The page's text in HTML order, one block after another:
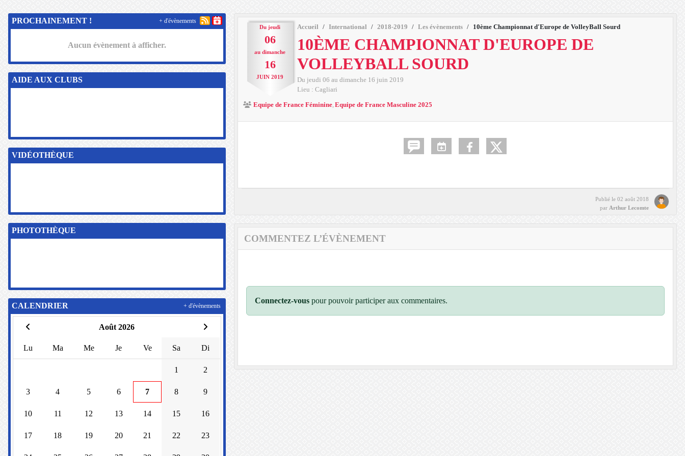
Dujeudi
06
audimanche
16
JUIN 2019
Accueil International 2018-2019 Les évènements 10ème Championnat d'Europe de VolleyBall Sourd
10ÈME CHAMPIONNAT D'EUROPE DE
VOLLEYBALL SOURD
Du jeudi 06 au dimanche 16 juin 2019
Lieu : Cagliari
Equipe de France Féminine Equipe de France Masculine 2025
Publié le 02 août 2018
par Arthur Lecomte
COMMENTEZ L’ÉVÈNEMENT
Connectez-vouspour pouvoir participer aux commentaires.
PROCHAINEMENT !
Aucun évènement à afficher.
+ d'évènements
AIDE AUX CLUBS
VIDÉOTHÈQUE
PHOTOTHÈQUE
CALENDRIER
Août 2026
Lu Ma Me Je Ve Sa Di
1 2
3 4 5 6 7 8 9
10 11 12 13 14 15 16
17 18 19 20 21 22 23
+ d'évènements